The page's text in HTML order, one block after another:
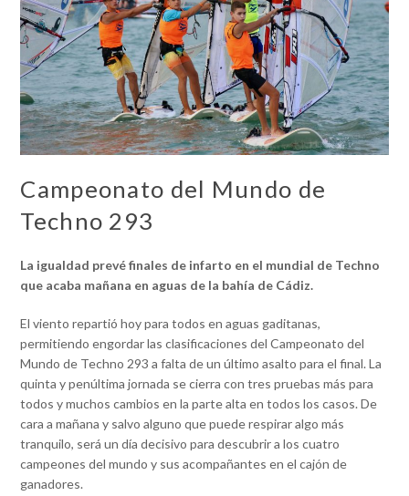
Campeonato del Mundo de
Techno 293
La igualdad prevé finales de infarto en el mundial de Techno
que acaba mañana en aguas de la bahía de Cádiz.
El viento repartió hoy para todos en aguas gaditanas,
permitiendo engordar las clasificaciones del Campeonato del
Mundo de Techno 293 a falta de un último asalto para el final. La
quinta y penúltima jornada se cierra con tres pruebas más para
todos y muchos cambios en la parte alta en todos los casos. De
cara a mañana y salvo alguno que puede respirar algo más
tranquilo, será un día decisivo para descubrir a los cuatro
campeones del mundo y sus acompañantes en el cajón de
ganadores.